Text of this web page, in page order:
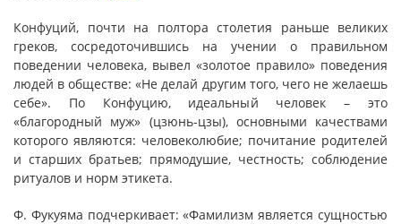
Конфуций, почти на полтора столетия раньше великих
греков, сосредоточившись на учении о правильном
поведении человека, вывел «золотое правило» поведения
людей в обществе: «Не делай другим того, чего не желаешь
себе». По Конфуцию, идеальный человек – это
«благородный муж» (цзюнь-цзы), основными качествами
которого являются: человеколюбие; почитание родителей
и старших братьев; прямодушие, честность; соблюдение
ритуалов и норм этикета.
Ф. Фукуяма подчеркивает: «Фамилизм является сущностью